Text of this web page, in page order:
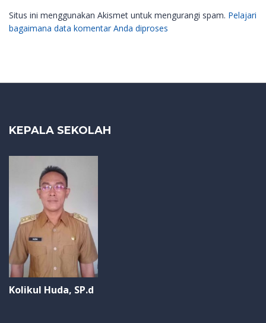
Situs ini menggunakan Akismet untuk mengurangi spam. Pelajari
bagaimana data komentar Anda diproses
KEPALA SEKOLAH
Kolikul Huda, SP.d